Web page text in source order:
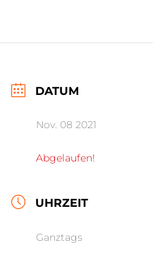
DATUM
Nov. 08 2021
Abgelaufen!
UHRZEIT
Ganztags